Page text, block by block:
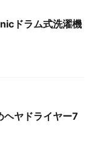
ドラム式洗濯機
ヤドライヤー7